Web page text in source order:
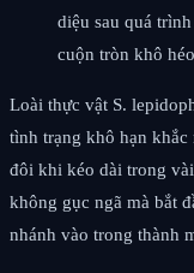
diệu sau quá
cuộn tròn khô
Loài thực vật S.
tình trạng khô hạn khắc
đôi khi kéo dài trong
không gục ngã mà bắt
nhánh vào trong thành